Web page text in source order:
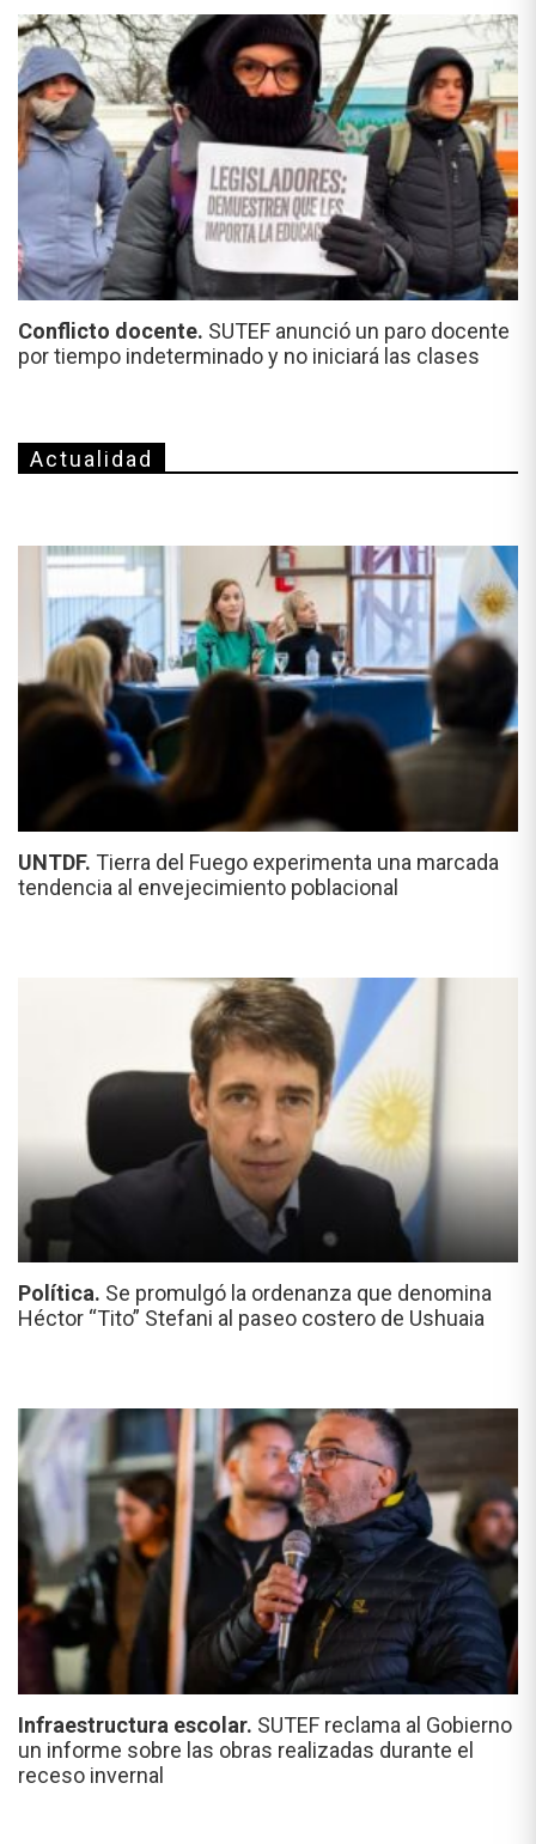
Conflicto docente. SUTEF anunció un paro docente
por tiempo indeterminado y no iniciará las clases
Actualidad
UNTDF. Tierra del Fuego experimenta una marcada
tendencia al envejecimiento poblacional
Política. Se promulgó la ordenanza que denomina
Héctor “Tito” Stefani al paseo costero de Ushuaia
Infraestructura escolar. SUTEF reclama al Gobierno
un informe sobre las obras realizadas durante el
receso invernal